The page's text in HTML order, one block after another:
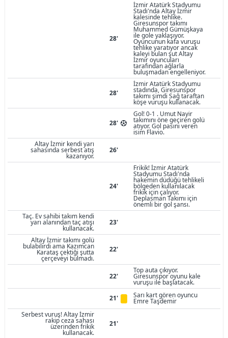
28'
İzmir Atatürk Stadyumu
Stadı'nda Altay İzmir
kalesinde tehlike.
Giresunspor takımı
Muhammed Gümüşkaya
ile gole yaklaşıyor.
Oyuncunun kafa vuruşu
tehlike yaratıyor ancak
kaleyi bulan şut Altay
İzmir oyuncuları
tarafından ağlarla
buluşmadan engelleniyor.
28'
İzmir Atatürk Stadyumu
stadında, Giresunspor
takımı şimdi Sağ taraftan
köşe vuruşu kullanacak.
28'
Gol! 0-1 . Umut Nayir
takımını öne geçiren golü
atıyor. Gol pasını veren
isim Flavio.
Altay İzmir kendi yarı
sahasında serbest atış
kazanıyor.
26'
24'
Frikik! İzmir Atatürk
Stadyumu Stadı'nda
hakemin düdüğü tehlikeli
bölgeden kullanılacak
frikik için çalıyor.
Deplasman Takımı için
önemli bir gol şansı.
Taç. Ev sahibi takım kendi
yarı alanından taç atışı
kullanacak.
23'
Altay İzmir takımı golü
bulabilirdi ama Kazımcan
Karataş çektiği şutta
çerçeveyi bulmadı.
22'
22'
Top auta çıkıyor.
Giresunspor oyunu kale
vuruşu ile başlatacak.
21'
Sarı kart gören oyuncu
Emre Taşdemir
Serbest vuruş! Altay İzmir
rakip ceza sahası
üzerinden frikik
kullanacak.
21'